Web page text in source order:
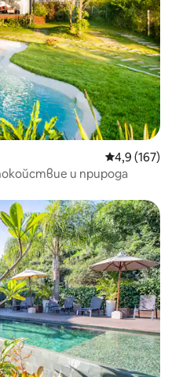
Средна
4,9 (167)
и природа